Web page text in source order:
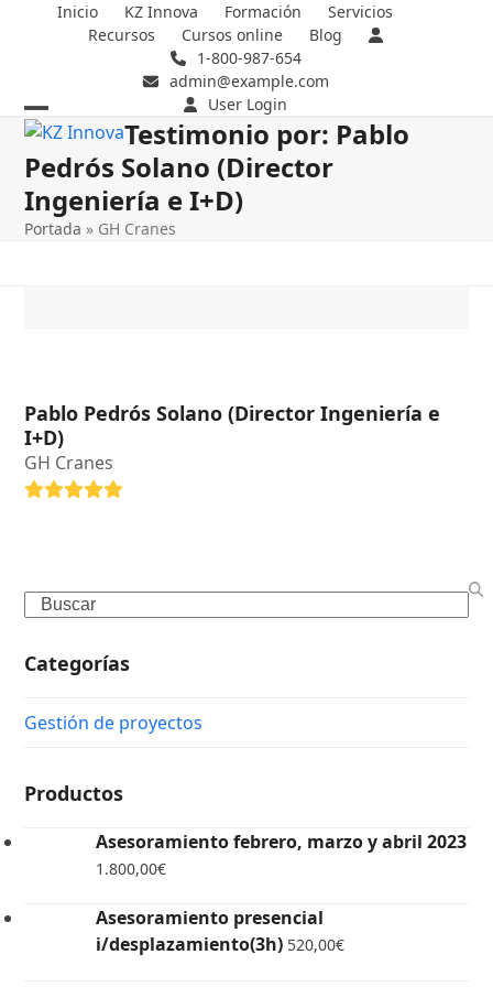
Inicio KZ Innova Formación
Servicios
Recursos
Cursos online
Blog
1-800-987-654
admin@example.com
User Login
Open
mobile
menu
Close
mobile
menu
Testimonio por: Pablo
Pedrós Solano (Director
Ingeniería e I+D)
Portada » GH Cranes
Pablo Pedrós Solano (Director Ingeniería e
I+D)
GH Cranes
Puntuación:
Search
Categorías
Gestión de proyectos
Productos
Asesoramiento febrero, marzo y abril 2023
1.800,00€
Asesoramiento presencial
i/desplazamiento(3h) 520,00€